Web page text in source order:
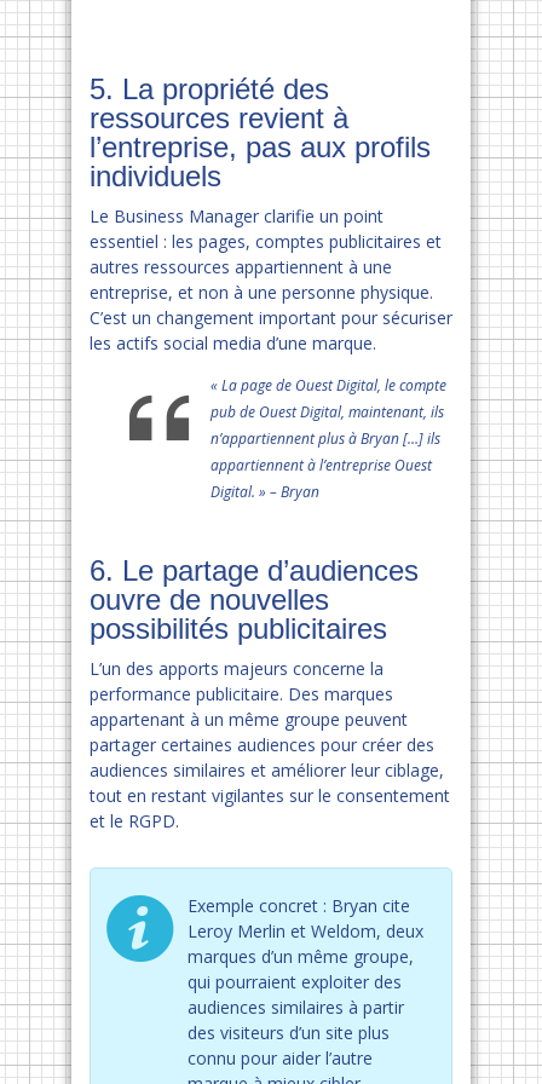
5. La propriété des
ressources revient à
l’entreprise, pas aux profils
individuels
Le Business Manager clarifie un point
essentiel : les pages, comptes publicitaires et
autres ressources appartiennent à une
entreprise, et non à une personne physique.
C’est un changement important pour sécuriser
les actifs social media d’une marque.
« La page de Ouest Digital, le compte
pub de Ouest Digital, maintenant, ils
n’appartiennent plus à Bryan […] ils
appartiennent à l’entreprise Ouest
Digital. » – Bryan
6. Le partage d’audiences
ouvre de nouvelles
possibilités publicitaires
L’un des apports majeurs concerne la
performance publicitaire. Des marques
appartenant à un même groupe peuvent
partager certaines audiences pour créer des
audiences similaires et améliorer leur ciblage,
tout en restant vigilantes sur le consentement
et le RGPD.
Exemple concret : Bryan cite
Leroy Merlin et Weldom, deux
marques d’un même groupe,
qui pourraient exploiter des
audiences similaires à partir
des visiteurs d’un site plus
connu pour aider l’autre